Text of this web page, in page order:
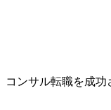
ルティング領域)か
職率も21.8%（2023
ンサルティング会社
外オフィスへのト
東京オフィスに来る
コンサル転職を成功